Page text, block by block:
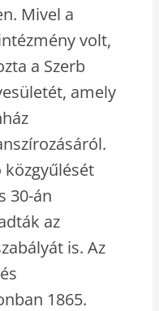
Mivel a
volt,
a Szerb
amely
közgyűlését
30-án
az
is. Az
1865.